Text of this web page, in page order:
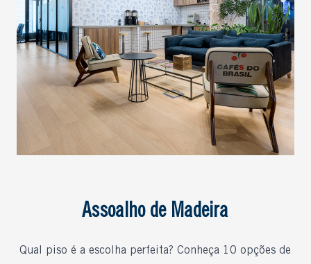
Assoalho de Madeira
Qual piso é a escolha perfeita? Conheça 10 opções de